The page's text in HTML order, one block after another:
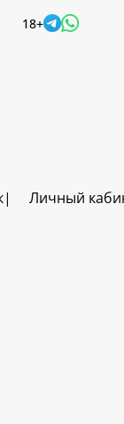
18+
Личный